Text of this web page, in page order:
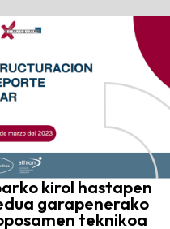
kirol hastapen
garapenerako
teknikoa